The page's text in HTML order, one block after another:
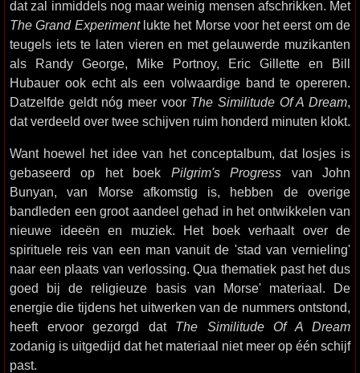
dat zal inmiddels nog maar weinig mensen afschrikken. Met
The Grand Experimentlukte het Morse voor het eerst om de
teugels iets te laten vieren en met gelauwerde muzikanten
als Randy George, Mike Portnoy, Eric Gillette en Bill
Hubauer ook echt als een volwaardige band te opereren.
Datzelfde geldt nóg meer voor The Similitude Of A Dream,
dat verdeeld over twee schijven ruim honderd minuten klokt.
Want hoewel het idee van het conceptalbum, dat losjes is
gebaseerd op het boek Pilgrim's Progress van John
Bunyan, van Morse afkomstig is, hebben de overige
bandleden een groot aandeel gehad in het ontwikkelen van
nieuwe ideeën en muziek. Het boek verhaalt over de
spirituele reis van een man vanuit de 'stad van vernieling'
naar een plaats van verlossing. Qua thematiek past het dus
goed bij de religieuze basis van Morse' materiaal. De
energie die tijdens het uitwerken van de nummers ontstond,
heeft ervoor gezorgd dat The Similitude Of A Dream
zodanig is uitgedijd dat het materiaal niet meer op één schijf
past.